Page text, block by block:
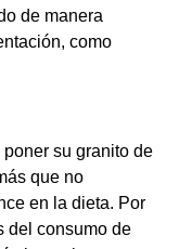
de manera
como
su granito de
que no
en la dieta. Por
del consumo de